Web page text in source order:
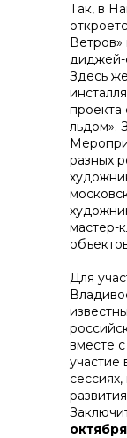
Так, в
Ветров»
диджей-
Здесь
проекта
льдом».
разных
мастер-
Для
вместе
участие
октября